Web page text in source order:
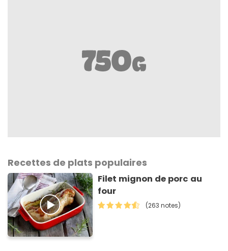
Recettes de plats populaires
Filet mignon de porc au
four
(263 notes)